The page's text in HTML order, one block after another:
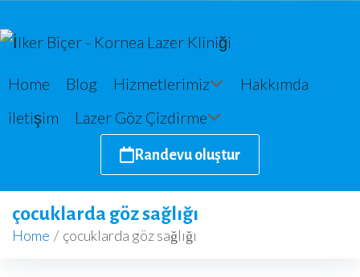
Home Blog Hizmetlerimiz
Hakkımda
iletişim
Lazer Göz Çizdirme
Randevu oluştur
çocuklarda göz sağlığı
Home / çocuklarda göz sağlığı